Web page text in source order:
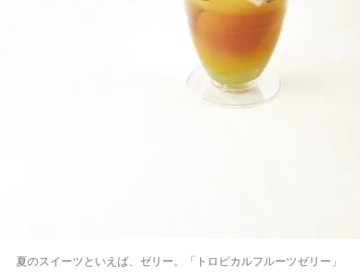
夏のスイーツといえば、ゼリー。「トロピカルフルーツゼリー」